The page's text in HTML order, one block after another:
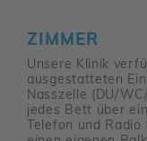
ZIMMER
Unsere Klinik
ausge­stat­teten
Nass­zelle (DU/​
jedes Bett über
Telefon und